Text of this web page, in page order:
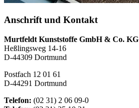
Anschrift und Kontakt
Murtfeldt Kunststoffe GmbH & Co. KG
Heßlingsweg 14-16
D-44309 Dortmund
Postfach 12 01 61
D-44291 Dortmund
Telefon: (02 31) 2 06 09-0